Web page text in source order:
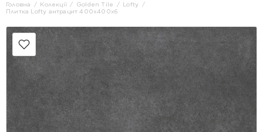
Головна Колекції Golden Tile
Lofty
Плитка Lofty антрацит 400х400х6